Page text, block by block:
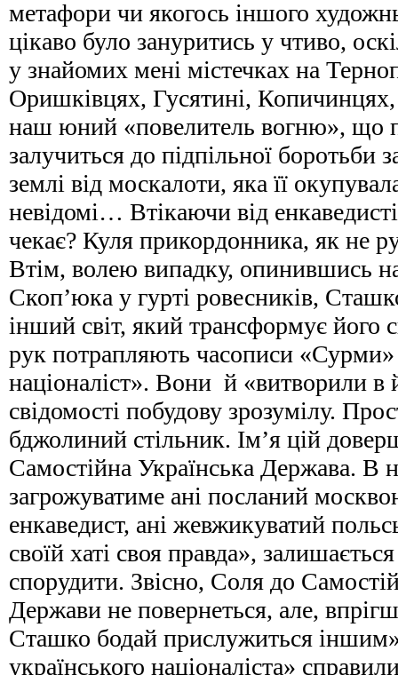
метафори чи якогось іншого
цікаво було зануритись у чтиво,
у знайомих мені містечках на
Оришківцях, Гусятині,
наш юний «повелитель вогню», що
залучиться до підпільної боротьби
землі від москалоти, яка її
невідомі… Втікаючи від
чекає? Куля прикордонника, як не
Втім, волею випадку, опинившись
Скоп’юка у гурті ровесників,
інший світ, який трансформує його
рук потрапляють часописи «Сурми»
націоналіст». Вони й «витворили в
свідомості побудову зрозумілу.
бджолиний стільник. Ім’я цій
Самостійна Українська Держава. В
загрожуватиме ані посланий
енкаведист, ані жевжикуватий
своїй хаті своя правда»,
спорудити. Звісно, Соля до
Держави не повернеться, але,
Сташко бодай прислужиться
українського націоналіста»